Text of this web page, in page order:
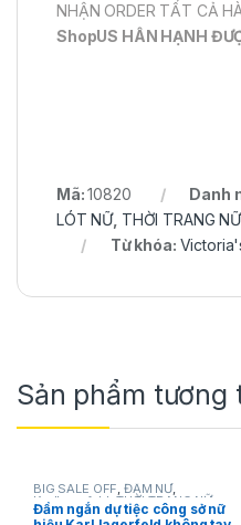
NHẬN ORDER TẤT CẢ
ShopUS HÂN HẠNH
Mã:10820 Danh
LÓT NỮ, THỜI TRANG NỮ
Từ khóa:
Sản phẩm tương
BIG SALE OFF,ĐẦM NỮ,
Karllagerfeld, THỜI TRANG NỮ
Đầm ngắn dự tiệc công sở nữ